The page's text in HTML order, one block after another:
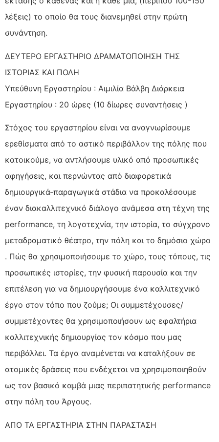
λέξεις) το οποίο θα τους διανεμηθεί στην πρώτη
συνάντηση.
ΔΕΥΤΕΡΟ ΕΡΓΑΣΤΗΡΙΟ ΔΡΑΜΑΤΟΠΟΙΗΣΗ ΤΗΣ
ΙΣΤΟΡΙΑΣ ΚΑΙ ΠΟΛΗ
Υπεύθυνη Εργαστηρίου : Αιμιλία Βάλβη Διάρκεια
Εργαστηρίου : 20 ώρες (10 δίωρες συναντήσεις )
Στόχος του εργαστηρίου είναι να αναγνωρίσουμε
ερεθίσματα από το αστικό περιβάλλον της πόλης που
κατοικούμε, να αντλήσουμε υλικό από προσωπικές
αφηγήσεις, και περνώντας από διαφορετικά
δημιουργικά-παραγωγικά στάδια να προκαλέσουμε
έναν διακαλλιτεχνικό διάλογο ανάμεσα στη τέχνη της
performance, τη λογοτεχνία, την ιστορία, το σύγχρονο
μεταδραματικό θέατρο, την πόλη και το δημόσιο χώρο
. Πώς θα χρησιμοποιήσουμε το χώρο, τους τόπους, τις
προσωπικές ιστορίες, την φυσική παρουσία και την
επιτέλεση για να δημιουργήσουμε ένα καλλιτεχνικό
έργο στον τόπο που ζούμε; Οι συμμετέχουσες/
συμμετέχοντες θα χρησιμοποιήσουν ως εφαλτήρια
καλλιτεχνικής δημιουργίας τον κόσμο που μας
περιβάλλει. Τα έργα αναμένεται να καταλήξουν σε
ατομικές δράσεις που ενδέχεται να χρησιμοποιηθούν
ως τον βασικό καμβά μιας περιπατητικής performance
στην πόλη του Άργους.
ΑΠΟ ΤΑ ΕΡΓΑΣΤΗΡΙΑ ΣΤΗΝ ΠΑΡΑΣΤΑΣΗ